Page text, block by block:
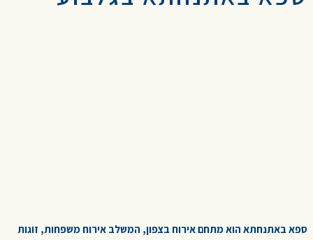
ספא באתנחתא הוא מתחם אירוח בצפון, המשלב אירוח משפחות, זוגות